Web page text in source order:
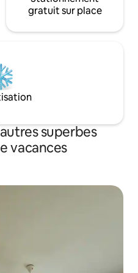
gratuit sur place
superbes
vacances